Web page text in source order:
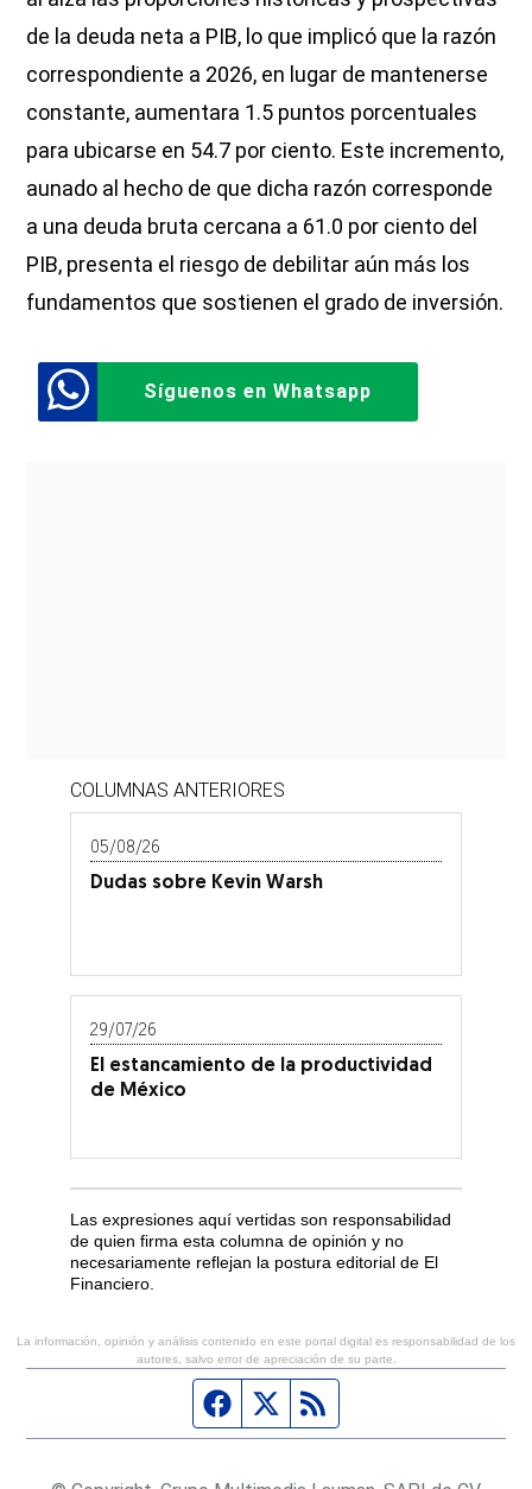
de la deuda neta a PIB, lo que implicó que la razón
correspondiente a 2026, en lugar de mantenerse
constante, aumentara 1.5 puntos porcentuales
para ubicarse en 54.7 por ciento. Este incremento,
aunado al hecho de que dicha razón corresponde
a una deuda bruta cercana a 61.0 por ciento del
PIB, presenta el riesgo de debilitar aún más los
fundamentos que sostienen el grado de inversión.
Síguenos en Whatsapp
COLUMNAS ANTERIORES
05/08/26
Dudas sobre Kevin Warsh
29/07/26
El estancamiento de la productividad
de México
Las expresiones aquí vertidas son responsabilidad
de quien firma esta columna de opinión y no
necesariamente reflejan la postura editorial de El
Financiero.
La información, opinión y análisis contenido en este portal digital es responsabilidad de los
autores, salvo error de apreciación de su parte.
Página de Facebook
Fuente Twitter